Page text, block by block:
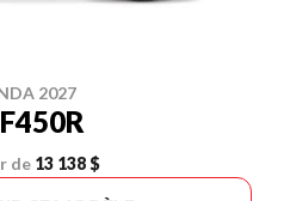
2027
de 13 138 $